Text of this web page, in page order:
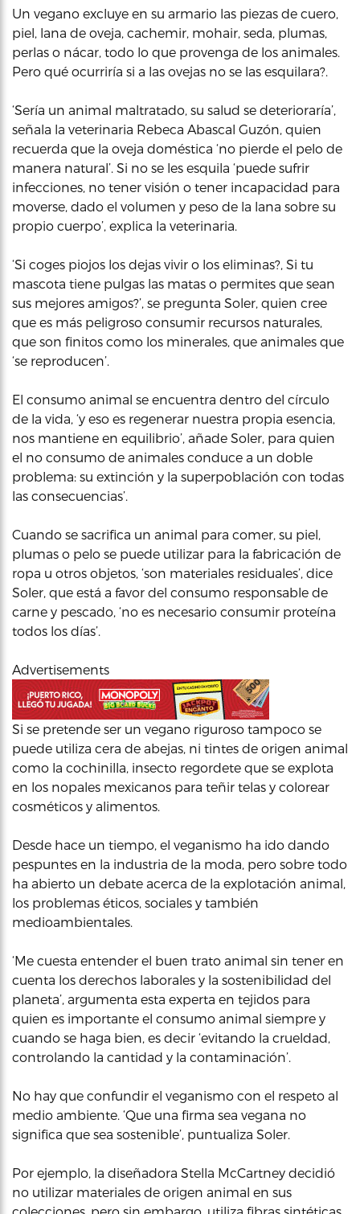
Un vegano excluye en su armario las piezas de cuero,
piel, lana de oveja, cachemir, mohair, seda, plumas,
perlas o nácar, todo lo que provenga de los animales.
Pero qué ocurriría si a las ovejas no se las esquilara?.
‘Sería un animal maltratado, su salud se deterioraría’,
señala la veterinaria Rebeca Abascal Guzón, quien
recuerda que la oveja doméstica ‘no pierde el pelo de
manera natural’. Si no se les esquila ‘puede sufrir
infecciones, no tener visión o tener incapacidad para
moverse, dado el volumen y peso de la lana sobre su
propio cuerpo’, explica la veterinaria.
‘Si coges piojos los dejas vivir o los eliminas?, Si tu
mascota tiene pulgas las matas o permites que sean
sus mejores amigos?’, se pregunta Soler, quien cree
que es más peligroso consumir recursos naturales,
que son finitos como los minerales, que animales que
‘se reproducen’.
El consumo animal se encuentra dentro del círculo
de la vida, ‘y eso es regenerar nuestra propia esencia,
nos mantiene en equilibrio’, añade Soler, para quien
el no consumo de animales conduce a un doble
problema: su extinción y la superpoblación con todas
las consecuencias’.
Cuando se sacrifica un animal para comer, su piel,
plumas o pelo se puede utilizar para la fabricación de
ropa u otros objetos, ‘son materiales residuales’, dice
Soler, que está a favor del consumo responsable de
carne y pescado, ‘no es necesario consumir proteína
todos los días’.
Advertisements
Si se pretende ser un vegano riguroso tampoco se
puede utiliza cera de abejas, ni tintes de origen animal
como la cochinilla, insecto regordete que se explota
en los nopales mexicanos para teñir telas y colorear
cosméticos y alimentos.
Desde hace un tiempo, el veganismo ha ido dando
pespuntes en la industria de la moda, pero sobre todo
ha abierto un debate acerca de la explotación animal,
los problemas éticos, sociales y también
medioambientales.
‘Me cuesta entender el buen trato animal sin tener en
cuenta los derechos laborales y la sostenibilidad del
planeta’, argumenta esta experta en tejidos para
quien es importante el consumo animal siempre y
cuando se haga bien, es decir ‘evitando la crueldad,
controlando la cantidad y la contaminación’.
No hay que confundir el veganismo con el respeto al
medio ambiente. ‘Que una firma sea vegana no
significa que sea sostenible’, puntualiza Soler.
Por ejemplo, la diseñadora Stella McCartney decidió
no utilizar materiales de origen animal en sus